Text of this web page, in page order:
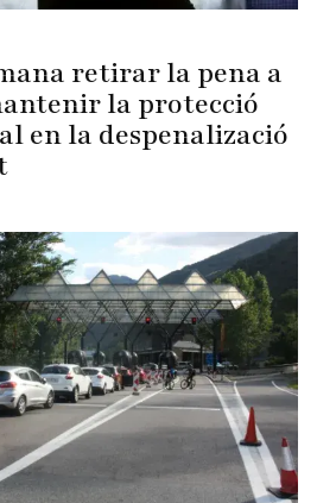
retirar la pena a
la protecció
en la despenalizació